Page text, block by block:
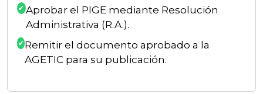
Aprobar el PIGE mediante Resolución
Administrativa (R.A.).
Remitir el documento aprobado a la
AGETIC para su publicación.